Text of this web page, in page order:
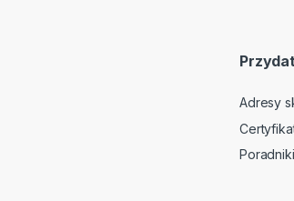
Adresy
Poradniki